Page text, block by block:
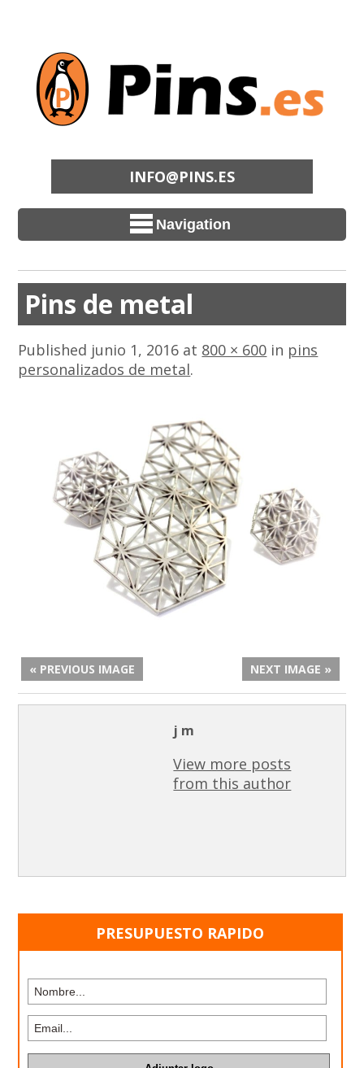
INFO@PINS.ES
Navigation
Pins de metal
Published junio 1, 2016 at 800 × 600 in pins
personalizados de metal.
« PREVIOUS IMAGE NEXT IMAGE »
j m
View more posts
from this author
PRESUPUESTO RAPIDO